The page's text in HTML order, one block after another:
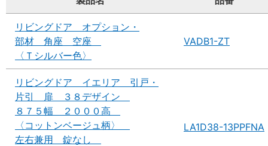
リビングドア オプション・
部材 角座 空座
〈Ｔシルバー色〉
VADB1-ZT
リビングドア イエリア 引戸・
片引 扉 ３８デザイン
８７５幅 ２０００高
〈コットンベージュ柄〉
左右兼用 錠なし
LA1D38-13PPFNA